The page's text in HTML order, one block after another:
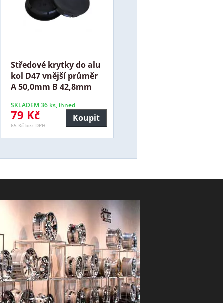
Středové krytky do alu
kol D47 vnější průměr
A 50,0mm B 42,8mm
SKLADEM 36 ks, ihned
79 Kč
65 Kč bez DPH
Koupit